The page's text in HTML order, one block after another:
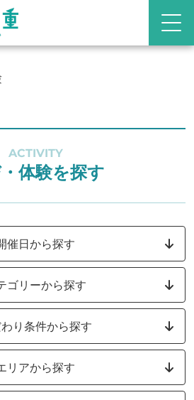
ACTIVITY
体験を探す
催日から探す
ゴリーから探す
り条件から探す
リアから探す